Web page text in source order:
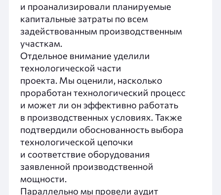
и проанализировали планируемые
капитальные затраты по всем
задействованным производственным
участкам.
Отдельное внимание уделили
технологической части
проекта. Мы оценили, насколько
проработан технологический процесс
и может ли он эффективно работать
в производственных условиях. Также
подтвердили обоснованность выбора
технологической цепочки
и соответствие оборудования
заявленной производственной
мощности.
Параллельно мы провели аудит